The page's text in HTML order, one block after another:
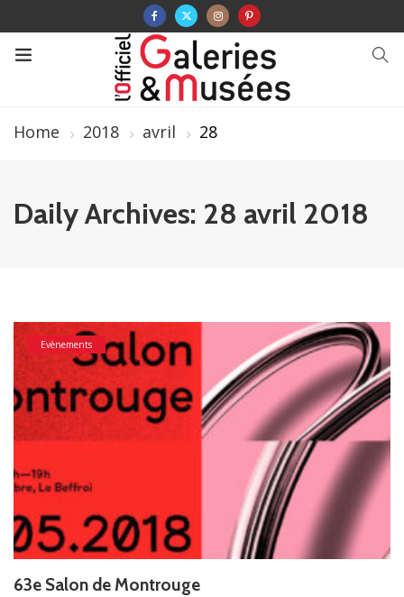
Home 2018 avril 28
Daily Archives: 28 avril 2018
Evènements
63e Salon de Montrouge